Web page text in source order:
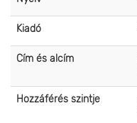
Kiadó
Cím és alcím
Hozzáférés szintje